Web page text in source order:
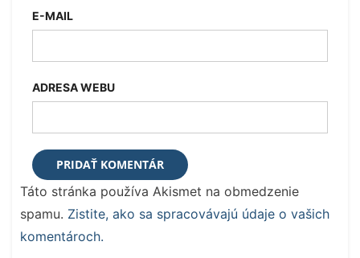
E-MAIL
ADRESA WEBU
Táto stránka používa Akismet na obmedzenie
spamu. Zistite, ako sa spracovávajú údaje o vašich
komentároch.